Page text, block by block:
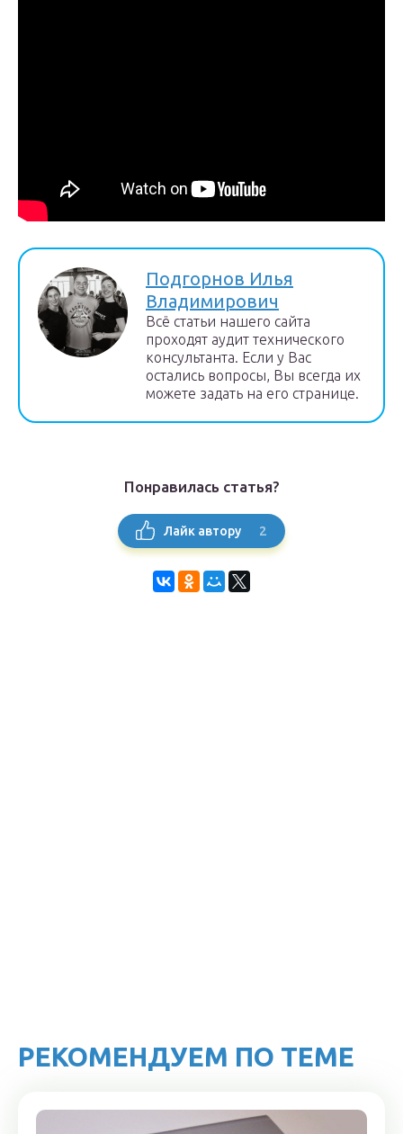
Подгорнов Илья
Владимирович
Всё статьи нашего сайта
проходят аудит технического
консультанта. Если у Вас
остались вопросы, Вы всегда их
можете задать на его странице.
Понравилась статья?
Лайк автору 2
РЕКОМЕНДУЕМ ПО ТЕМЕ